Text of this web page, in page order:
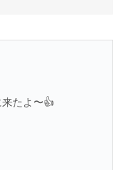
たよ〜👍